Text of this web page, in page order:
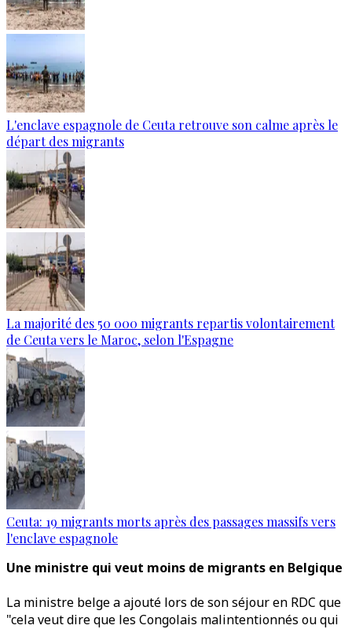
L'enclave espagnole de Ceuta retrouve son calme après le
départ des migrants
La majorité des 50 000 migrants repartis volontairement
de Ceuta vers le Maroc, selon l'Espagne
Ceuta: 19 migrants morts après des passages massifs vers
l'enclave espagnole
Une ministre qui veut moins de migrants en Belgique
La ministre belge a ajouté lors de son séjour en RDC que
"cela veut dire que les Congolais malintentionnés ou qui